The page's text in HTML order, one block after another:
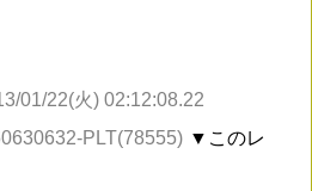
01/22(火) 02:12:08.22
PLT(78555) ▼このレ